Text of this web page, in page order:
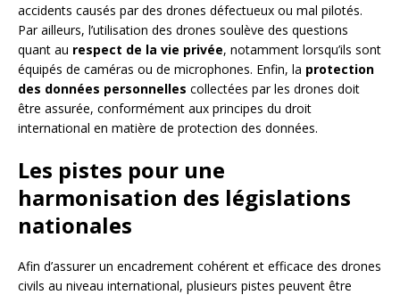
accidents causés par des drones défectueux ou mal pilotés.
Par ailleurs, l’utilisation des drones soulève des questions
quant au respect de la vie privée, notamment lorsqu’ils sont
équipés de caméras ou de microphones. Enfin, la protection
des données personnelles collectées par les drones doit
être assurée, conformément aux principes du droit
international en matière de protection des données.
Les pistes pour une
harmonisation des législations
nationales
Afin d’assurer un encadrement cohérent et efficace des drones
civils au niveau international, plusieurs pistes peuvent être